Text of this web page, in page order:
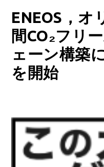
ENEOS，オ
間CO₂フリ
ェーン構築
を開始